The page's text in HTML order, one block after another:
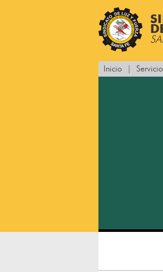
Inicio